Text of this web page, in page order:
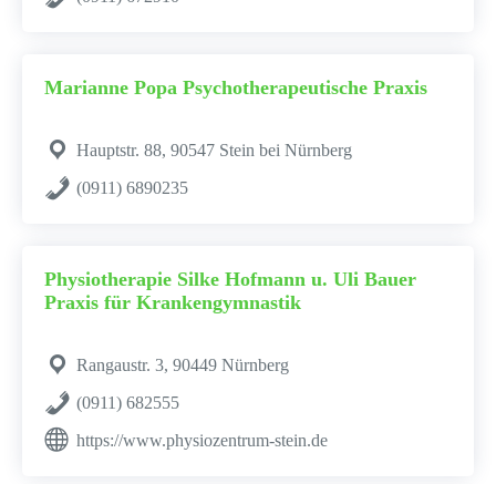
Marianne Popa Psychotherapeutische Praxis
Hauptstr. 88, 90547 Stein bei Nürnberg
(0911) 6890235
Physiotherapie Silke Hofmann u. Uli Bauer
Praxis für Krankengymnastik
Rangaustr. 3, 90449 Nürnberg
(0911) 682555
https://www.physiozentrum-stein.de